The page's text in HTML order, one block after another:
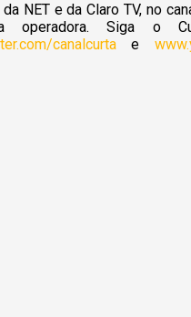
NET e da Claro TV, no
Siga o
canalcurtae